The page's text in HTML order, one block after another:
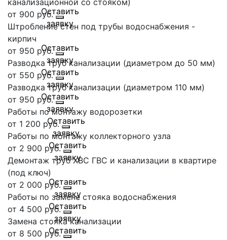
от 900 руб.
Штробление стен под трубы водоснабжения -
кирпич
от 950 руб.
Разводка труб канализации (диаметром до 50 мм)
от 550 руб.
Разводка труб канализации (диаметром 110 мм)
от 950 руб.
Работы по монтажу водорозетки
от 1 200 руб.
Работы по монтажу коллекторного узла
от 2 900 руб.
Демонтаж труб ХВС ГВС и канализации в квартире
(под ключ)
от 2 000 руб.
Работы по замене стояка водоснабжения
от 4 500 руб.
Замена стояка канализации
от 8 500 руб.